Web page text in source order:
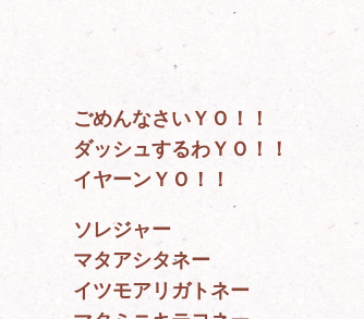
ごめんなさいＹＯ！！
ダッシュするわＹＯ！！
イヤーンＹＯ！！
ソレジャー
マタアシタネー
イツモアリガトネー